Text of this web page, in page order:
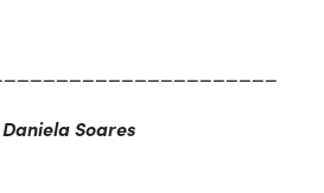
Daniela Soares